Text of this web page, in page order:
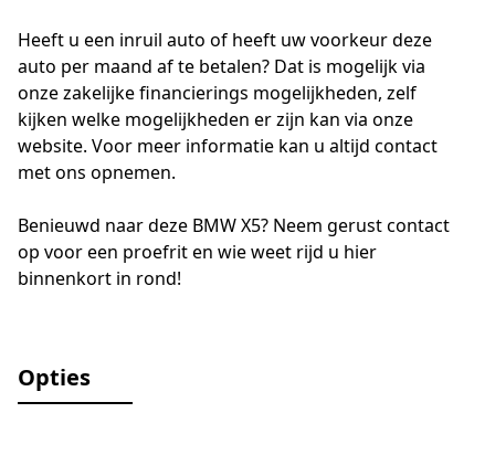
Heeft u een inruil auto of heeft uw voorkeur deze
auto per maand af te betalen? Dat is mogelijk via
onze zakelijke financierings mogelijkheden, zelf
kijken welke mogelijkheden er zijn kan via onze
website. Voor meer informatie kan u altijd contact
met ons opnemen.
Benieuwd naar deze BMW X5? Neem gerust contact
op voor een proefrit en wie weet rijd u hier
binnenkort in rond!
Opties